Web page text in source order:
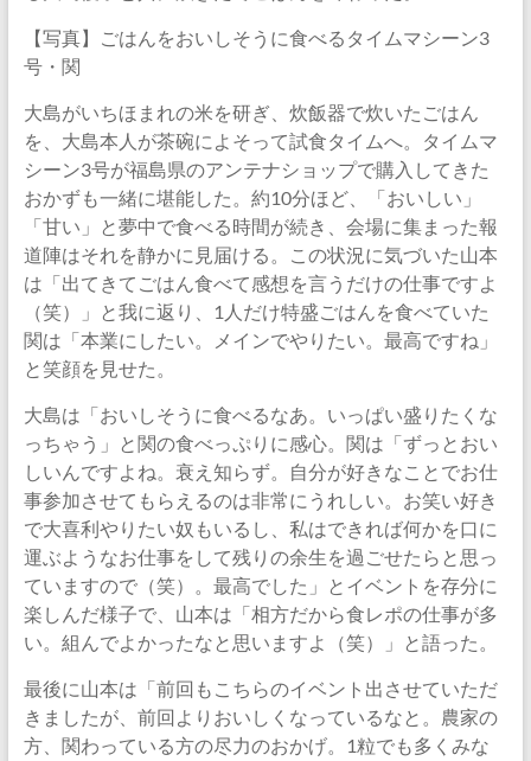
【写真】ごはんをおいしそうに食べるタイムマシーン3
号・関
大島がいちほまれの米を研ぎ、炊飯器で炊いたごはん
を、大島本人が茶碗によそって試食タイムへ。タイムマ
シーン3号が福島県のアンテナショップで購入してきた
おかずも一緒に堪能した。約10分ほど、「おいしい」
「甘い」と夢中で食べる時間が続き、会場に集まった報
道陣はそれを静かに見届ける。この状況に気づいた山本
は「出てきてごはん食べて感想を言うだけの仕事ですよ
（笑）」と我に返り、1人だけ特盛ごはんを食べていた
関は「本業にしたい。メインでやりたい。最高ですね」
と笑顔を見せた。
大島は「おいしそうに食べるなあ。いっぱい盛りたくな
っちゃう」と関の食べっぷりに感心。関は「ずっとおい
しいんですよね。衰え知らず。自分が好きなことでお仕
事参加させてもらえるのは非常にうれしい。お笑い好き
で大喜利やりたい奴もいるし、私はできれば何かを口に
運ぶようなお仕事をして残りの余生を過ごせたらと思っ
ていますので（笑）。最高でした」とイベントを存分に
楽しんだ様子で、山本は「相方だから食レポの仕事が多
い。組んでよかったなと思いますよ（笑）」と語った。
最後に山本は「前回もこちらのイベント出させていただ
きましたが、前回よりおいしくなっているなと。農家の
方、関わっている方の尽力のおかげ。1粒でも多くみな